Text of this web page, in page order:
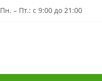
Пн. – Пт.: с 9:00 до 21:00